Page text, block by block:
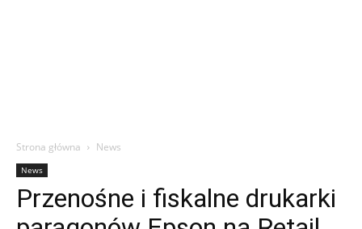
Strona główna News
News
Przenośne i fiskalne drukarki